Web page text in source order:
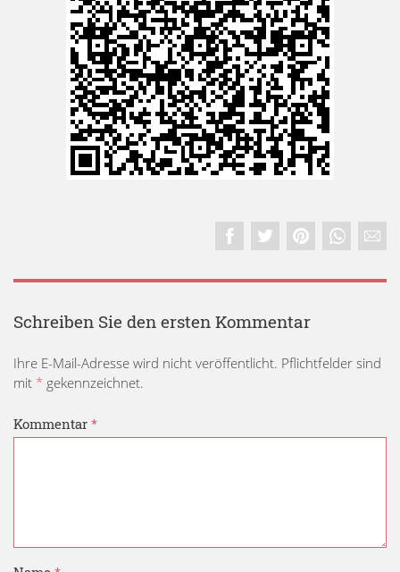
Schreiben Sie den ersten Kommentar
Ihre E-Mail-Adresse wird nicht veröffentlicht. Pflichtfelder sind
mit * gekennzeichnet.
Kommentar *